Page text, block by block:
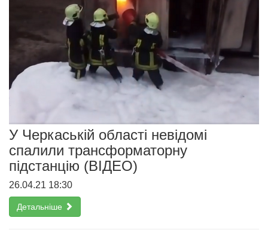
У Черкаській області невідомі
спалили трансформаторну
підстанцію (ВІДЕО)
26.04.21 18:30
Детальніше